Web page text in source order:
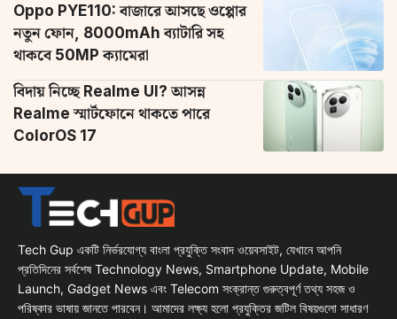
Oppo PYE110: বাজারে আসছে ওপ্পোর
নতুন ফোন, 8000mAh ব্যাটারি সহ
থাকবে 50MP ক্যামেরা
বিদায় নিচ্ছে Realme UI? আসন্ন
Realme স্মার্টফোনে থাকতে পারে
ColorOS 17
Tech Gup একটি নির্ভরযোগ্য বাংলা প্রযুক্তি সংবাদ ওয়েবসাইট, যেখানে আপনি
প্রতিদিনের সর্বশেষ Technology News, Smartphone Update, Mobile
Launch, Gadget News এবং Telecom সংক্রান্ত গুরুত্বপূর্ণ তথ্য সহজ ও
পরিষ্কার ভাষায় জানতে পারবেন। আমাদের লক্ষ্য হলো প্রযুক্তির জটিল বিষয়গুলো সাধারণ